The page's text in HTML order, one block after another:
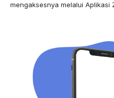
mengaksesnya melalui Aplikasi